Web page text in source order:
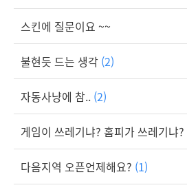
스킨에 질문이요 ~~
불현듯 드는 생각 (2)
자동사냥에 참.. (2)
게임이 쓰레기냐? 홈피가 쓰레기냐?
다음지역 오픈언제해요? (1)